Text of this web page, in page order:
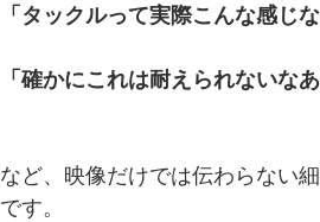
「タックルって実際こんな感じな
「確かにこれは耐えられないなあ
など、映像だけでは伝わらない
です。